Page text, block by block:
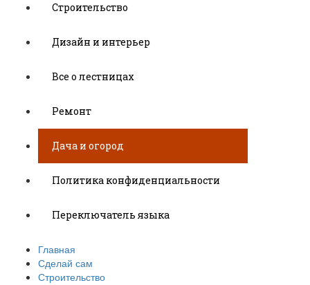
Строительство
Дизайн и интерьер
Все о лестницах
Ремонт
Дача и огород
Политика конфиденциальности
Переключатель языка
Главная
Сделай сам
Строительство